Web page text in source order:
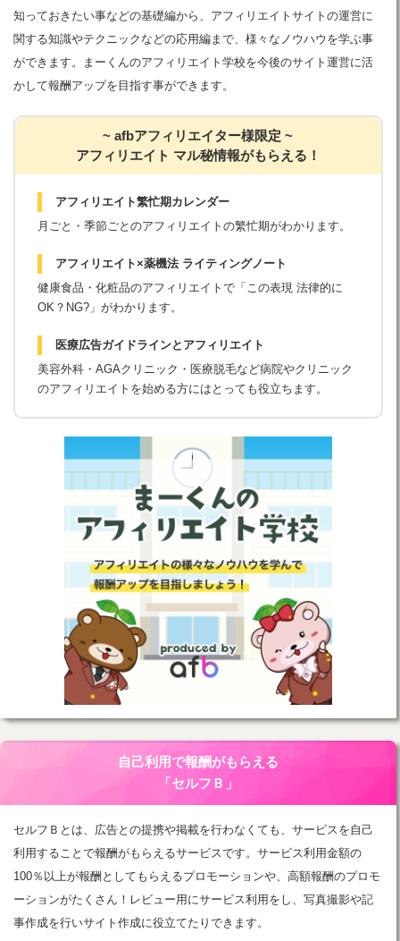
知っておきたい事などの基礎編から、アフィリエイトサイトの運営に
関する知識やテクニックなどの応用編まで、様々なノウハウを学ぶ事
ができます。まーくんのアフィリエイト学校を今後のサイト運営に活
かして報酬アップを目指す事ができます。
~ afbアフィリエイター様限定 ~
アフィリエイト マル秘情報がもらえる！
アフィリエイト繁忙期カレンダー
月ごと・季節ごとのアフィリエイトの繁忙期がわかります。
アフィリエイト×薬機法 ライティングノート
健康食品・化粧品のアフィリエイトで「この表現 法律的に
OK？NG?」がわかります。
医療広告ガイドラインとアフィリエイト
美容外科・AGAクリニック・医療脱毛など病院やクリニック
のアフィリエイトを始める方にはとっても役立ちます。
自己利用で報酬がもらえる
「セルフＢ」
セルフＢとは、広告との提携や掲載を行わなくても、サービスを自己
利用することで報酬がもらえるサービスです。サービス利用金額の
100％以上が報酬としてもらえるプロモーションや、高額報酬のプロモ
ーションがたくさん！レビュー用にサービス利用をし、写真撮影や記
事作成を行いサイト作成に役立てたりできます。